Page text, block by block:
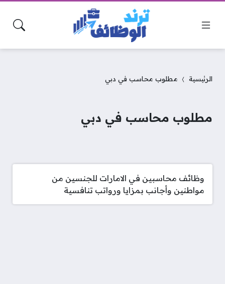
الرئيسية مطلوب محاسب في دبي
مطلوب محاسب في دبي
وظائف محاسبين في الامارات للجنسين من
مواطنين وأجانب بمزايا ورواتب تنافسية